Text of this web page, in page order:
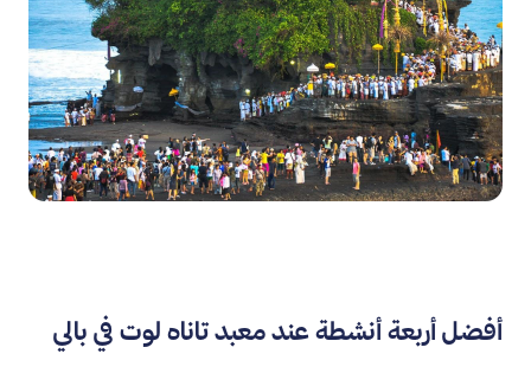
أفضل أربعة أنشطة عند معبد تاناه لوت في بالي